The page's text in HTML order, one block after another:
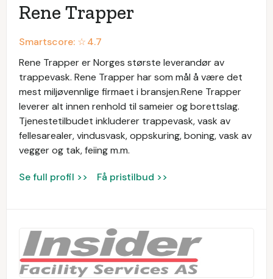
Rene Trapper
Smartscore: ☆4.7
Rene Trapper er Norges største leverandør av
trappevask. Rene Trapper har som mål å være det
mest miljøvennlige firmaet i bransjen.Rene Trapper
leverer alt innen renhold til sameier og borettslag.
Tjenestetilbudet inkluderer trappevask, vask av
fellesarealer, vindusvask, oppskuring, boning, vask av
vegger og tak, feiing m.m.
Se full profil >> Få pristilbud >>